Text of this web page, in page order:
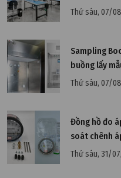
Thứ sáu, 07/
Sampling
buồng lấy
Thứ sáu, 07/
Đồng hồ đo
soát chênh
Thứ sáu, 31/